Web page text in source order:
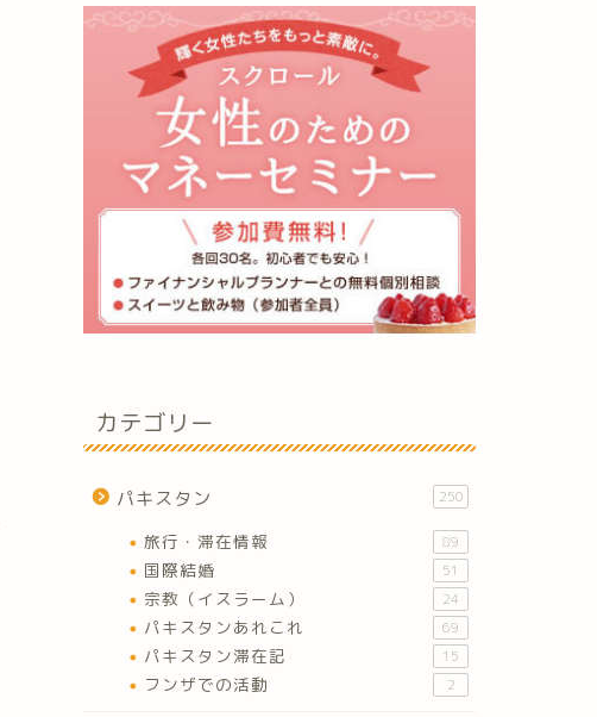
カテゴリー
パキスタン 250
旅行・滞在情報 89
国際結婚 51
宗教（イスラーム） 24
パキスタンあれこれ 69
パキスタン滞在記 15
フンザでの活動 2